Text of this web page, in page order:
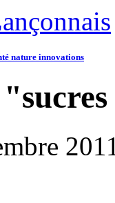
nature innovations